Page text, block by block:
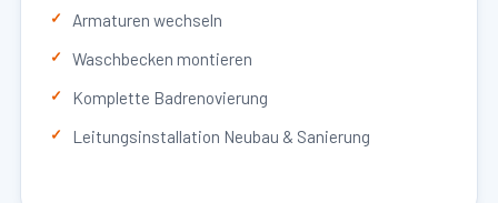
Armaturen wechseln
Waschbecken montieren
Komplette Badrenovierung
Leitungsinstallation Neubau & Sanierung